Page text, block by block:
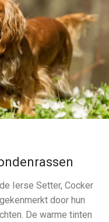
Ierse Setter, Cocker
door hun
De warme tinten